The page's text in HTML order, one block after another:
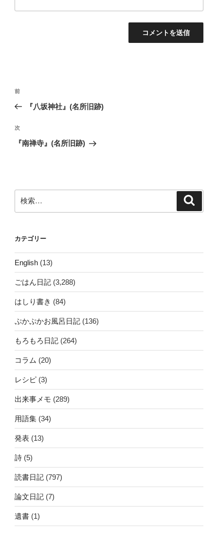
投
ビ
ゲ
ン
前
の
稿
前
『八坂神社』(名所旧跡)
次
の
次
『南禅寺』(名所旧跡)
索:
カテゴリー
English (13)
ごはん日記 (3,288)
はしり書き (84)
ぷかぷかお風呂日記 (136)
もろもろ日記 (264)
コラム (20)
レシピ (3)
出来事メモ (289)
用語集 (34)
発表 (13)
詩 (5)
読書日記 (797)
論文日記 (7)
遺書 (1)